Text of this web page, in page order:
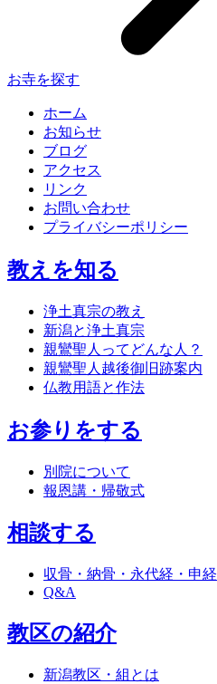
お寺を探す
ホーム
お知らせ
ブログ
アクセス
リンク
お問い合わせ
プライバシーポリシー
教えを知る
浄土真宗の教え
新潟と浄土真宗
親鸞聖人ってどんな人？
親鸞聖人越後御旧跡案内
仏教用語と作法
お参りをする
別院について
報恩講・帰敬式
相談する
収骨・納骨・永代経・申経
Q&A
教区の紹介
新潟教区・組とは